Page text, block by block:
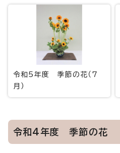
令和5年度 季節の花（7
月）
令和4年度 季節の花